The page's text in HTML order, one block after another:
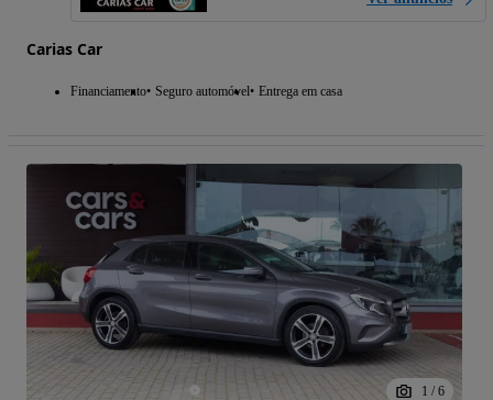
Carias Car
Financiamento Seguro automóvel Entrega em casa
1 / 6